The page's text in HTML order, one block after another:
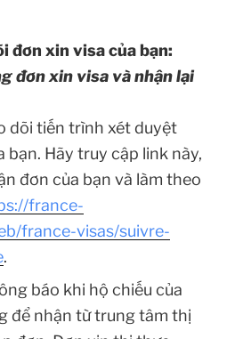
đơn xin visa của bạn:
đơn xin visa và nhận lại
dõi tiến trình xét duyệt
bạn. Hãy truy cập link này,
đơn của bạn và làm theo
france-
france-visas/suivre-
.
báo khi hộ chiếu của
để nhận từ trung tâm thị